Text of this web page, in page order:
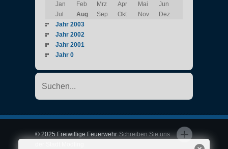
Jan
Feb Mrz Apr Mai
Jun
Jul
Aug Sep Okt Nov
Dez
Jahr 2003
Jahr 2002
Jahr 2001
Jahr 0
Schreiben Sie uns
© 2025 Freiwillige Feuerwehr